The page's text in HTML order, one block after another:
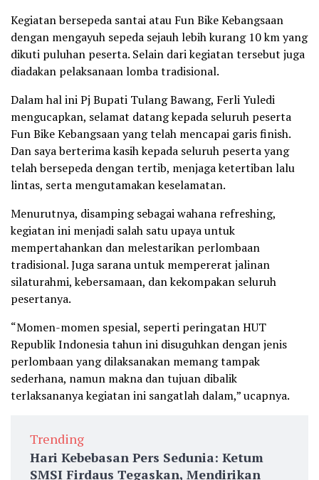
Kegiatan bersepeda santai atau Fun Bike Kebangsaan
dengan mengayuh sepeda sejauh lebih kurang 10 km yang
dikuti puluhan peserta. Selain dari kegiatan tersebut juga
diadakan pelaksanaan lomba tradisional.
Dalam hal ini Pj Bupati Tulang Bawang, Ferli Yuledi
mengucapkan, selamat datang kepada seluruh peserta
Fun Bike Kebangsaan yang telah mencapai garis finish.
Dan saya berterima kasih kepada seluruh peserta yang
telah bersepeda dengan tertib, menjaga ketertiban lalu
lintas, serta mengutamakan keselamatan.
Menurutnya, disamping sebagai wahana refreshing,
kegiatan ini menjadi salah satu upaya untuk
mempertahankan dan melestarikan perlombaan
tradisional. Juga sarana untuk mempererat jalinan
silaturahmi, kebersamaan, dan kekompakan seluruh
pesertanya.
“Momen-momen spesial, seperti peringatan HUT
Republik Indonesia tahun ini disuguhkan dengan jenis
perlombaan yang dilaksanakan memang tampak
sederhana, namun makna dan tujuan dibalik
terlaksananya kegiatan ini sangatlah dalam,” ucapnya.
Trending
Hari Kebebasan Pers Sedunia: Ketum
SMSI Firdaus Tegaskan, Mendirikan